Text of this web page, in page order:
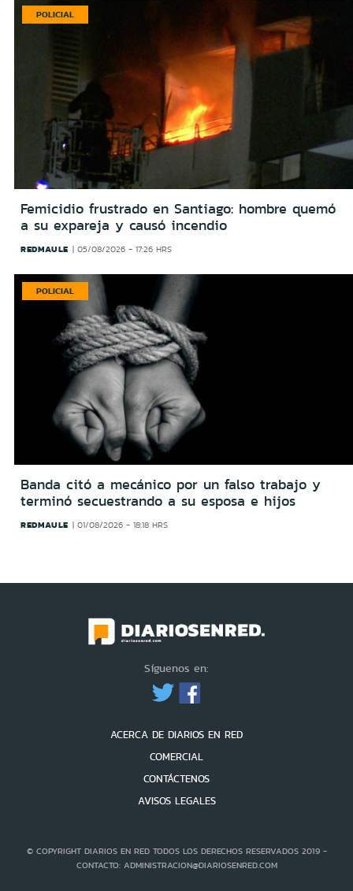
POLICIAL
Femicidio frustrado en Santiago: hombre quemó
a su expareja y causó incendio
REDMAULE 05/08/2026 - 17:26 HRS
POLICIAL
Banda citó a mecánico por un falso trabajo y
terminó secuestrando a su esposa e hijos
REDMAULE 01/08/2026 - 18:18 HRS
Síguenos en:
ACERCA DE DIARIOS EN RED
COMERCIAL
CONTÁCTENOS
AVISOS LEGALES
© COPYRIGHT DIARIOS EN RED TODOS LOS DERECHOS RESERVADOS 2019 -
CONTACTO: ADMINISTRACION@DIARIOSENRED.COM